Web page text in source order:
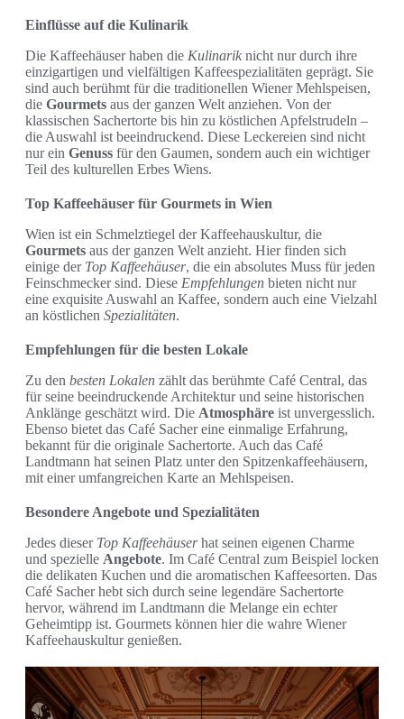
Einflüsse auf die Kulinarik
Die Kaffeehäuser haben die Kulinarik nicht nur durch ihre
einzigartigen und vielfältigen Kaffeespezialitäten geprägt. Sie
sind auch berühmt für die traditionellen Wiener Mehlspeisen,
die Gourmets aus der ganzen Welt anziehen. Von der
klassischen Sachertorte bis hin zu köstlichen Apfelstrudeln –
die Auswahl ist beeindruckend. Diese Leckereien sind nicht
nur ein Genuss für den Gaumen, sondern auch ein wichtiger
Teil des kulturellen Erbes Wiens.
Top Kaffeehäuser für Gourmets in Wien
Wien ist ein Schmelztiegel der Kaffeehauskultur, die
Gourmets aus der ganzen Welt anzieht. Hier finden sich
einige der Top Kaffeehäuser, die ein absolutes Muss für jeden
Feinschmecker sind. Diese Empfehlungen bieten nicht nur
eine exquisite Auswahl an Kaffee, sondern auch eine Vielzahl
an köstlichen Spezialitäten.
Empfehlungen für die besten Lokale
Zu den besten Lokalen zählt das berühmte Café Central, das
für seine beeindruckende Architektur und seine historischen
Anklänge geschätzt wird. Die Atmosphäre ist unvergesslich.
Ebenso bietet das Café Sacher eine einmalige Erfahrung,
bekannt für die originale Sachertorte. Auch das Café
Landtmann hat seinen Platz unter den Spitzenkaffeehäusern,
mit einer umfangreichen Karte an Mehlspeisen.
Besondere Angebote und Spezialitäten
Jedes dieser Top Kaffeehäuserhat seinen eigenen Charme
und spezielle Angebote. Im Café Central zum Beispiel locken
die delikaten Kuchen und die aromatischen Kaffeesorten. Das
Café Sacher hebt sich durch seine legendäre Sachertorte
hervor, während im Landtmann die Melange ein echter
Geheimtipp ist. Gourmets können hier die wahre Wiener
Kaffeehauskultur genießen.